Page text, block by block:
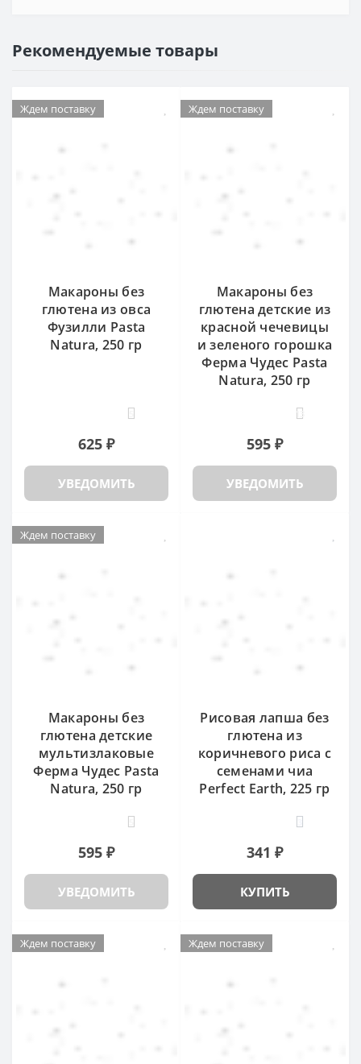
Рекомендуемые товары
Ждем поставку
Макароны без
глютена из овса
Фузилли Pasta
Natura, 250 гр
625 ₽
УВЕДОМИТЬ
Ждем поставку
Макароны без
глютена детские из
красной чечевицы
и зеленого горошка
Ферма Чудес Pasta
Natura, 250 гр
13
595 ₽
УВЕДОМИТЬ
Ждем поставку
Макароны без
глютена детские
мультизлаковые
Ферма Чудес Pasta
Natura, 250 гр
595 ₽
УВЕДОМИТЬ
Рисовая лапша без
глютена из
коричневого риса с
семенами чиа
Perfect Earth, 225 гр
341 ₽
КУПИТЬ
Ждем поставку Ждем поставку